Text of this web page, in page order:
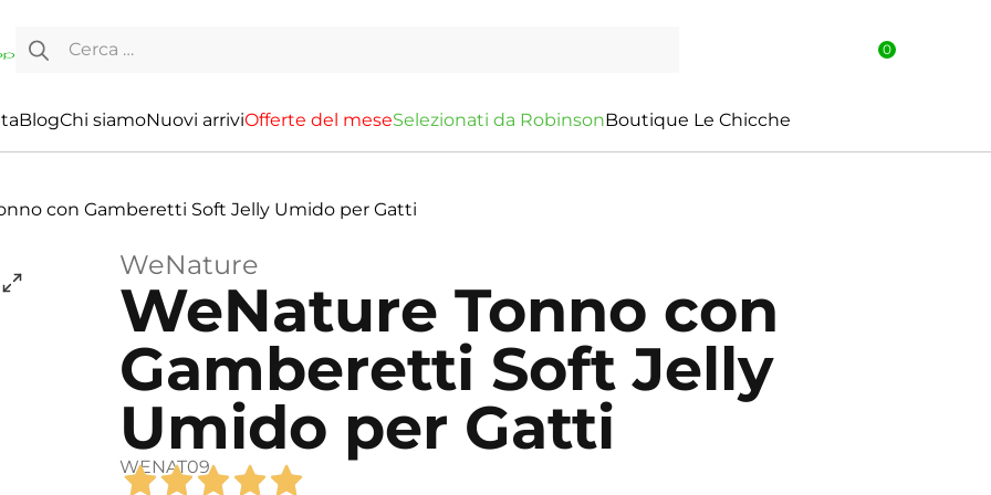
Ricerca per:
0
BlogChi siamoNuovi arriviOfferte del meseSelezionati da RobinsonBoutique Le Chicche
con Gamberetti Soft Jelly Umido per Gatti
WeNature
WeNature Tonno con
Gamberetti Soft Jelly
Umido per Gatti
WENAT09